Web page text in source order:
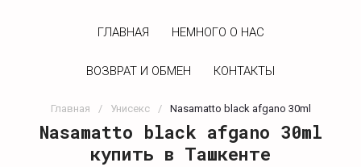
ГЛАВНАЯ НЕМНОГО О НАС
ВОЗВРАТ И ОБМЕН КОНТАКТЫ
Главная / Унисекс / Nasamatto black afgano 30ml
Nasamatto black afgano 30ml
купить в Ташкенте